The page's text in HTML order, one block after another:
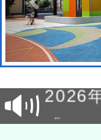
115年
市孔
航」
2026
「